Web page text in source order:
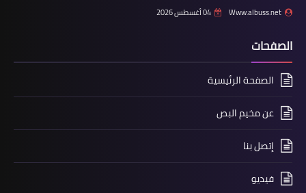
نادي الرواد الرياضي أقام احتفالاً تكريمياً
للاعبين وبمناسبة تأسيس النادي
Www.albuss.net 04 أغسطس 2026
الصفحات
الصفحة الرئيسية
عن مخيم البص
إتصل بنا
فيديو